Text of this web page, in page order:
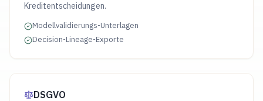
Kreditentscheidungen.
Modellvalidierungs-Unterlagen
Decision-Lineage-Exporte
DSGVO